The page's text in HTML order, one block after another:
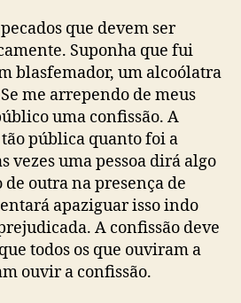
que devem ser
Suponha que fui
blasfemador, um alcoólatra
me arrependo de meus
uma confissão. A
pública quanto foi a
vezes uma pessoa dirá algo
outra na presença de
apaziguar isso indo
A confissão deve
todos os que ouviram a
ouvir a confissão.